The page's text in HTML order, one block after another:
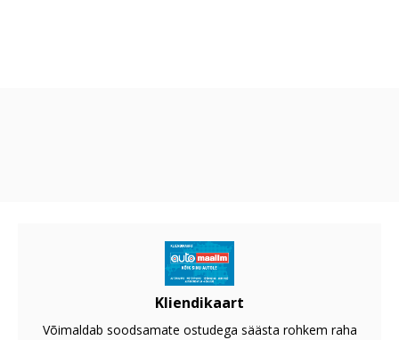
Kliendikaart
Võimaldab soodsamate ostudega säästa rohkem raha